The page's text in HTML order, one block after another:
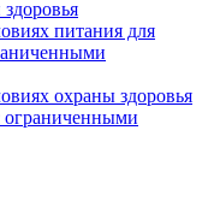
питания для
охраны здоровья
ограниченными